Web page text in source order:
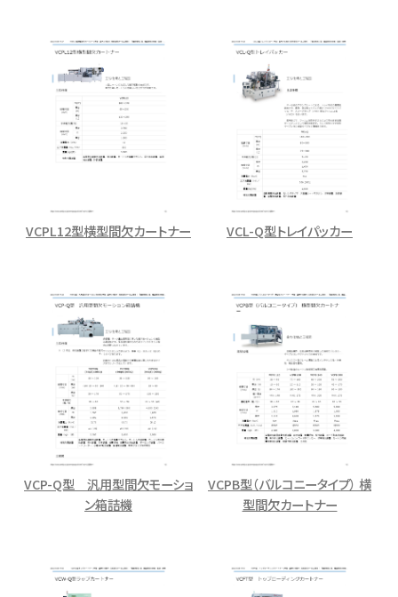
VCPL12型横型間欠カートナー VCL-Q型トレイパッカー
VCP-Q型 汎用型間欠モーショ
ン箱詰機
VCPB型（バルコニータイプ） 横
型間欠カートナー